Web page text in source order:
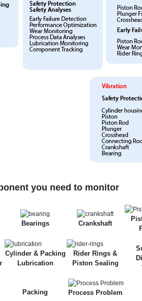
you need to monitor
Bearings Crankshaft
Cylinder & Packing
Lubrication
Rider Rings &
Piston Sealing
Packing Process Problem